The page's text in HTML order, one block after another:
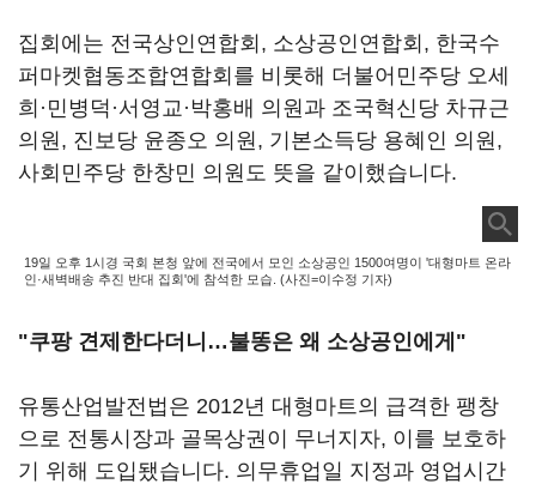
집회에는 전국상인연합회, 소상공인연합회, 한국수
퍼마켓협동조합연합회를 비롯해 더불어민주당 오세
희·민병덕·서영교·박홍배 의원과 조국혁신당 차규근
의원, 진보당 윤종오 의원, 기본소득당 용혜인 의원,
사회민주당 한창민 의원도 뜻을 같이했습니다.
19일 오후 1시경 국회 본청 앞에 전국에서 모인 소상공인 1500여명이 '대형마트 온라
인·새벽배송 추진 반대 집회'에 참석한 모습. (사진=이수정 기자)
"쿠팡 견제한다더니…불똥은 왜 소상공인에게"
유통산업발전법은 2012년 대형마트의 급격한 팽창
으로 전통시장과 골목상권이 무너지자, 이를 보호하
기 위해 도입됐습니다. 의무휴업일 지정과 영업시간